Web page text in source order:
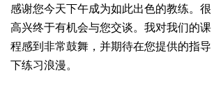
感谢您今天下午成为如此出色的教练。很
高兴终于有机会与您交谈。我对我们的课
程感到非常鼓舞，并期待在您提供的指导
下练习浪漫。